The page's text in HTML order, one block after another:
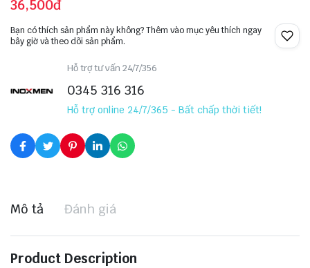
36,500đ
Bạn có thích sản phẩm này không? Thêm vào mục yêu thích ngay
bây giờ và theo dõi sản phẩm.
Hỗ trợ tư vấn 24/7/356
0345 316 316
Hỗ trợ online 24/7/365 - Bất chấp thời tiết!
Mô tả Đánh giá
Product Description